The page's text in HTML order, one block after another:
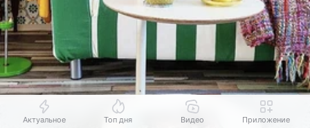
Актуальное Топ дня Видео Приложение